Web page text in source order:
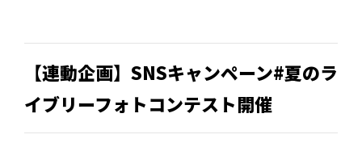
【連動企画】SNSキャンペーン#夏のラ
イブリーフォトコンテスト開催